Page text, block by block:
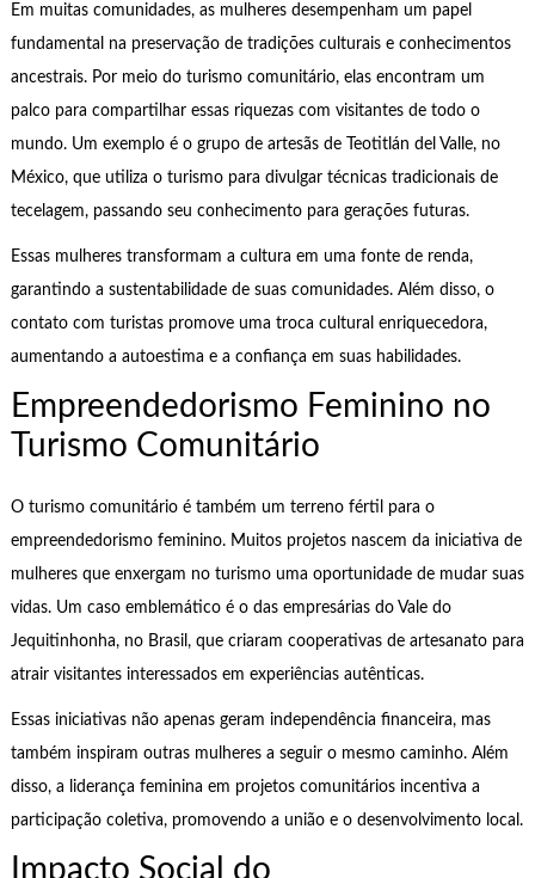
Em muitas comunidades, as mulheres desempenham um papel
fundamental na preservação de tradições culturais e conhecimentos
ancestrais. Por meio do turismo comunitário, elas encontram um
palco para compartilhar essas riquezas com visitantes de todo o
mundo. Um exemplo é o grupo de artesãs de Teotitlán del Valle, no
México, que utiliza o turismo para divulgar técnicas tradicionais de
tecelagem, passando seu conhecimento para gerações futuras.
Essas mulheres transformam a cultura em uma fonte de renda,
garantindo a sustentabilidade de suas comunidades. Além disso, o
contato com turistas promove uma troca cultural enriquecedora,
aumentando a autoestima e a confiança em suas habilidades.
Empreendedorismo Feminino no
Turismo Comunitário
O turismo comunitário é também um terreno fértil para o
empreendedorismo feminino. Muitos projetos nascem da iniciativa de
mulheres que enxergam no turismo uma oportunidade de mudar suas
vidas. Um caso emblemático é o das empresárias do Vale do
Jequitinhonha, no Brasil, que criaram cooperativas de artesanato para
atrair visitantes interessados em experiências autênticas.
Essas iniciativas não apenas geram independência financeira, mas
também inspiram outras mulheres a seguir o mesmo caminho. Além
disso, a liderança feminina em projetos comunitários incentiva a
participação coletiva, promovendo a união e o desenvolvimento local.
Impacto Social do